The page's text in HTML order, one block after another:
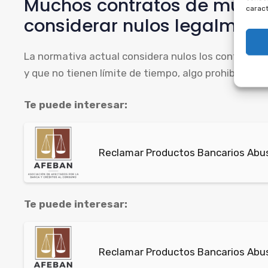
Muchos contratos de
considerar nulos
La normativa actual considera nulos los contratos
y que no tienen límite de tiempo, algo prohibido
Te puede interesar:
Reclamar Productos Bancarios
Te puede interesar:
Reclamar Productos Bancarios